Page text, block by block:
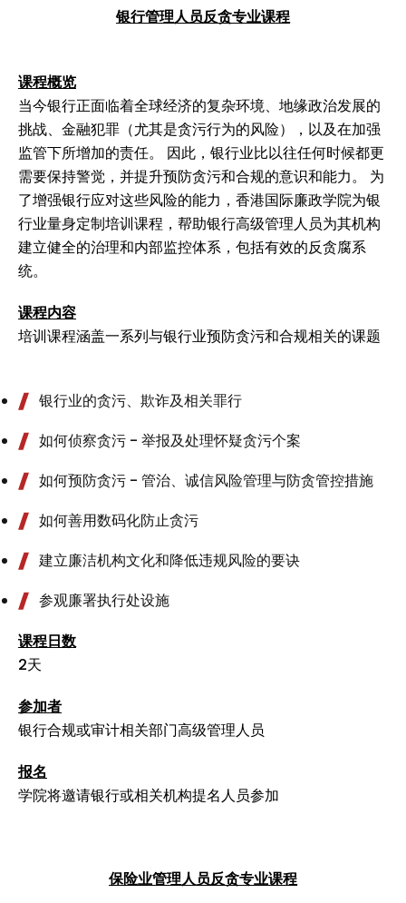
银行管理人员反贪专业课程
课程概览
当今银行正面临着全球经济的复杂环境、地缘政治发展的
挑战、金融犯罪（尤其是贪污行为的风险），以及在加强
监管下所增加的责任。 因此，银行业比以往任何时候都更
需要保持警觉，并提升预防贪污和合规的意识和能力。 为
了增强银行应对这些风险的能力，香港国际廉政学院为银
行业量身定制培训课程，帮助银行高级管理人员为其机构
建立健全的治理和内部监控体系，包括有效的反贪腐系
统。
课程内容
培训课程涵盖一系列与银行业预防贪污和合规相关的课题
银行业的贪污、欺诈及相关罪行
如何侦察贪污 - 举报及处理怀疑贪污个案
如何预防贪污 - 管治、诚信风险管理与防贪管控措施
如何善用数码化防止贪污
建立廉洁机构文化和降低违规风险的要诀
参观廉署执行处设施
课程日数
2天
参加者
银行合规或审计相关部门高级管理人员
报名
学院将邀请银行或相关机构提名人员参加
保险业管理人员反贪专业课程